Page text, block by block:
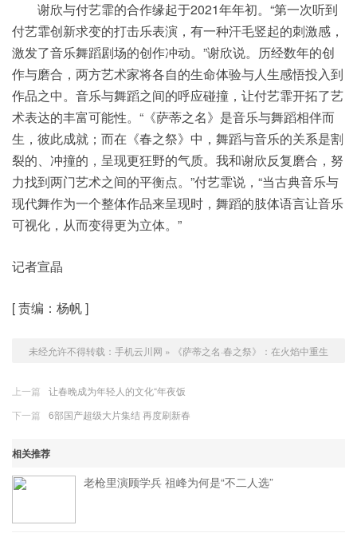
谢欣与付艺霏的合作缘起于2021年年初。“第一次听到
付艺霏创新求变的打击乐表演，有一种汗毛竖起的刺激感，
激发了音乐舞蹈剧场的创作冲动。”谢欣说。历经数年的创
作与磨合，两方艺术家将各自的生命体验与人生感悟投入到
作品之中。音乐与舞蹈之间的呼应碰撞，让付艺霏开拓了艺
术表达的丰富可能性。“《萨蒂之名》是音乐与舞蹈相伴而
生，彼此成就；而在《春之祭》中，舞蹈与音乐的关系是割
裂的、冲撞的，呈现更狂野的气质。我和谢欣反复磨合，努
力找到两门艺术之间的平衡点。”付艺霏说，“当古典音乐与
现代舞作为一个整体作品来呈现时，舞蹈的肢体语言让音乐
可视化，从而变得更为立体。”
记者宣晶
[ 责编：杨帆 ]
未经允许不得转载： 手机云川网 » 《萨蒂之名·春之祭》：在火焰中重生
上一篇
让春晚成为年轻人的文化“年夜饭
下一篇
6部国产超级大片集结 再度刷新春
相关推荐
老枪里演顾学兵 祖峰为何是“不二人选”